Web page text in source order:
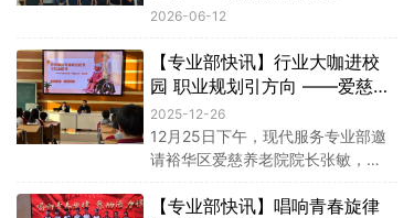
校友座谈会
2026-06-12
【专业部快讯】行业大咖进校
园 职业规划引方向 ——爱慈养
老院张敏院长为养老专业学子
传经送宝
2025-12-26
12月25日下午，现代服务专业部邀
请裕华区爱慈养老院院长张敏，为
规划专题讲座，助力新生明晰职业
【专业部快讯】唱响青春旋律